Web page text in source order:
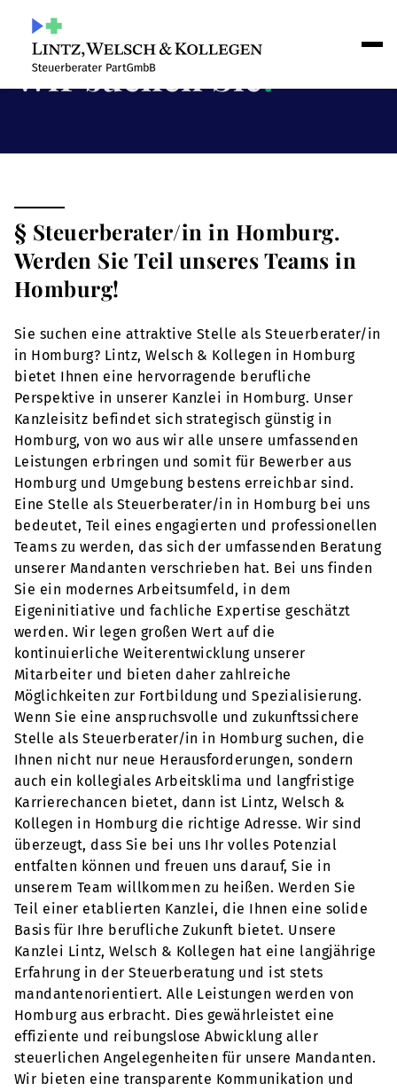
Wir suchen Sie!
§ Steuerberater/in in Homburg.
Werden Sie Teil unseres Teams in
Homburg!
Sie suchen eine attraktive Stelle als Steuerberater/in
in Homburg? Lintz, Welsch & Kollegen in Homburg
bietet Ihnen eine hervorragende berufliche
Perspektive in unserer Kanzlei in Homburg. Unser
Kanzleisitz befindet sich strategisch günstig in
Homburg, von wo aus wir alle unsere umfassenden
Leistungen erbringen und somit für Bewerber aus
Homburg und Umgebung bestens erreichbar sind.
Eine Stelle als Steuerberater/in in Homburg bei uns
bedeutet, Teil eines engagierten und professionellen
Teams zu werden, das sich der umfassenden Beratung
unserer Mandanten verschrieben hat. Bei uns finden
Sie ein modernes Arbeitsumfeld, in dem
Eigeninitiative und fachliche Expertise geschätzt
werden. Wir legen großen Wert auf die
kontinuierliche Weiterentwicklung unserer
Mitarbeiter und bieten daher zahlreiche
Möglichkeiten zur Fortbildung und Spezialisierung.
Wenn Sie eine anspruchsvolle und zukunftssichere
Stelle als Steuerberater/in in Homburg suchen, die
Ihnen nicht nur neue Herausforderungen, sondern
auch ein kollegiales Arbeitsklima und langfristige
Karrierechancen bietet, dann ist Lintz, Welsch &
Kollegen in Homburg die richtige Adresse. Wir sind
überzeugt, dass Sie bei uns Ihr volles Potenzial
entfalten können und freuen uns darauf, Sie in
unserem Team willkommen zu heißen. Werden Sie
Teil einer etablierten Kanzlei, die Ihnen eine solide
Basis für Ihre berufliche Zukunft bietet. Unsere
Kanzlei Lintz, Welsch & Kollegen hat eine langjährige
Erfahrung in der Steuerberatung und ist stets
mandantenorientiert. Alle Leistungen werden von
Homburg aus erbracht. Dies gewährleistet eine
effiziente und reibungslose Abwicklung aller
steuerlichen Angelegenheiten für unsere Mandanten.
Wir bieten eine transparente Kommunikation und